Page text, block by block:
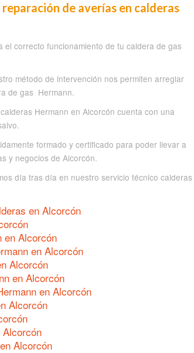
de averías en calderas
correcto funcionamiento de tu caldera de gas
método de intervención nos permiten arreglar
de gas Hermann.
Hermann en Alcorcón cuenta con una
formado y certificado para poder llevar a
y negocios de Alcorcón.
día tras día en nuestro servicio técnico calderas
en Alcorcón
en Alcorcón
en Alcorcón
Alcorcón
en Alcorcón
en Alcorcón
Alcorcón
Alcorcón
Alcorcón